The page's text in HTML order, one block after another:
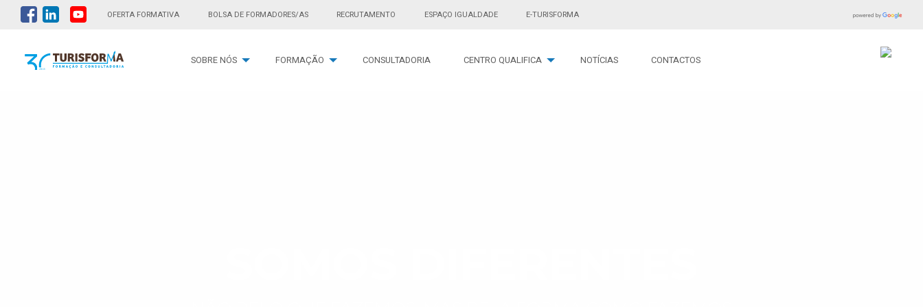
OFERTA FORMATIVA BOLSA DE FORMADORES/AS RECRUTAMENTO ESPAÇO IGUALDADE E-TURISFORMA
SOBRE NÓS FORMAÇÃO CONSULTADORIA CENTRO QUALIFICA NOTÍCIAS CONTACTOS